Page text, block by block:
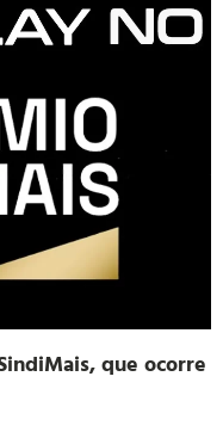
que ocorre